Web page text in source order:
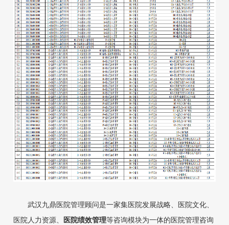
武汉九鼎医院管理顾问是一家集医院发展战略、医院文化、
医院人力资源、 医院绩效管理等咨询模块为一体的医院管理咨询